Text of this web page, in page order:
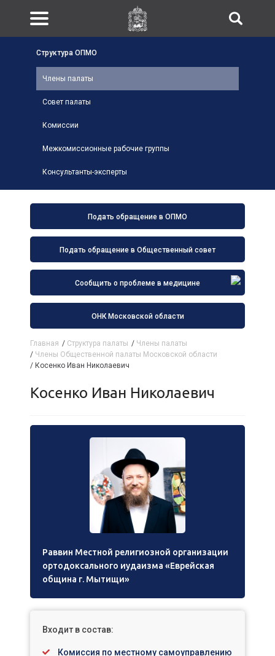
Подать обращение в ОПМО
Подать обращение в Общественный совет
Сообщить о проблеме в медицине
ОНК Московской области
Структура ОПМО
Члены палаты
Совет палаты
Комиссии
Межкомиссионные рабочие группы
Консультанты-эксперты
Главная / Структура палаты / Члены палаты
/ Члены Общественной палаты Московской области
/ Косенко Иван Николаевич
Косенко Иван Николаевич
Раввин Местной религиозной организации
ортодоксального иудаизма «Еврейская
община г. Мытищи»
Входит в состав:
Комиссия по местному самоуправлению